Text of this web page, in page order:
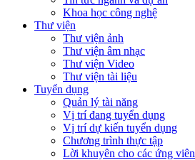
Khoa học công nghệ
Thư viện
Thư viện ảnh
Thư viện âm nhạc
Thư viện Video
Thư viện tài liệu
Tuyển dụng
Quản lý tài năng
Vị trí đang tuyển dụng
Vị trí dự kiến tuyển dụng
Chương trình thực tập
Lời khuyên cho các ứng viên